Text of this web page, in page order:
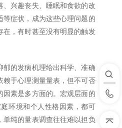
兴趣丧失、睡眠和食欲的改
症状，成为这些心理问题的
在，有时甚至没有明显的触发
郁的发病机理给出科学、准确
赖于心理测量量表，但不可否
素是多方面的。宏观层面的
环境和个人性格因素，都可
纯的量表调查往往难以担负